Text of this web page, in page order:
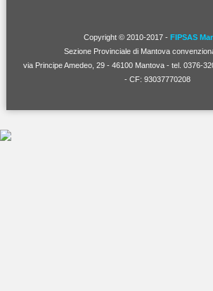
Copyright © 2010-2017 - FIPSAS
Sezione Provinciale di Mantova
via Principe Amedeo, 29 - 46100 Mantova - tel. 0376-
- CF: 93037770208